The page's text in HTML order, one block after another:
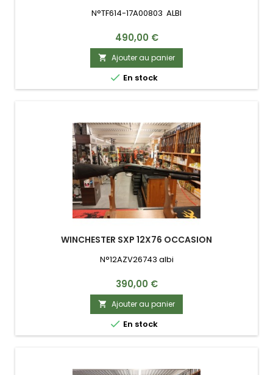
N°TF614-17A00803 ALBI
Prix
490,00 €
 Ajouter au panier
 En stock
WINCHESTER SXP 12X76 OCCASION
N°12AZV26743 albi
Prix
390,00 €
 Ajouter au panier
 En stock